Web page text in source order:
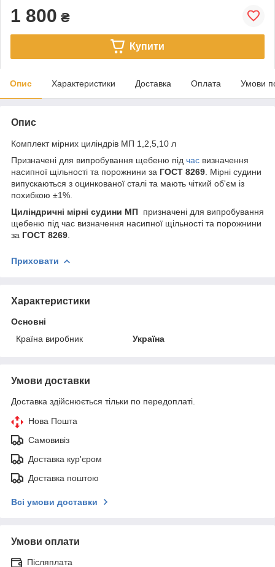
1 800 ₴
Купити
Опис Характеристики Доставка Оплата Умови
Опис
Комплект мірних циліндрів МП 1,2,5,10 л
Призначені для випробування щебеню під час визначення
насипної щільності та порожнини за ГОСТ 8269 . Мірні судини
випускаються з оцинкованої сталі та мають чіткий об'єм із
похибкою ±1%.
Циліндричні мірні судини МП призначені для випробування
щебеню під час визначення насипної щільності та порожнини
за ГОСТ 8269
Приховати
Характеристики
Основні
Країна виробник
Україна
Умови доставки
Доставка здійснюється тільки по передоплаті.
Нова Пошта
Самовивіз
Доставка кур'єром
Доставка поштою
Всі умови доставки
Умови оплати
Післяплата